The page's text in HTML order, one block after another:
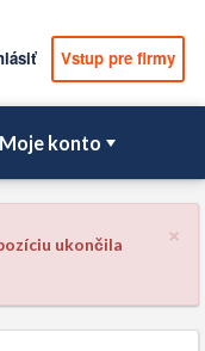
Vstup pre firmy
Moje konto
×
ukončila